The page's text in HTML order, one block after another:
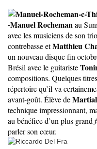
-Manuel Rochemanau
avec les musiciens de son
contrebasse etMatthieu
un nouveau disque fin
Brésil avec le guitariste
compositions. Quelques
répertoire qu’il va
avant-goût. Élève de
technique impressionnant,
au bénéfice d’un plus grand
parler son cœur.